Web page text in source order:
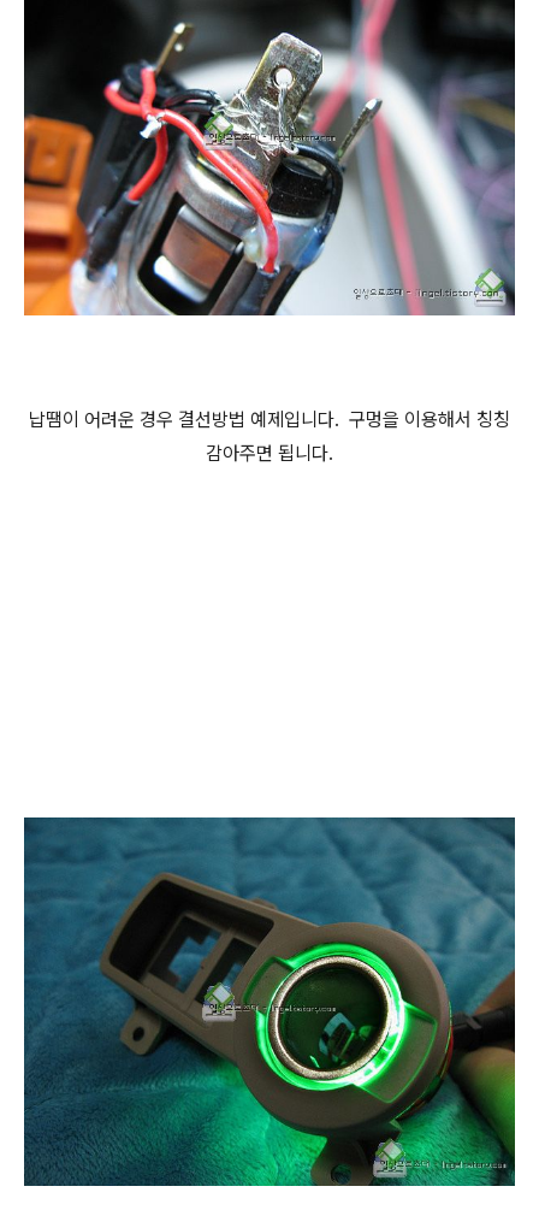
납땜이 어려운 경우 결선방법 예제입니다. 구멍을 이용해서 칭칭
감아주면 됩니다.